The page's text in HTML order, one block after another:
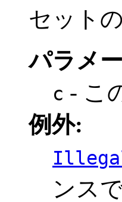
セット
パラメ
c - こ
例外:
ンス